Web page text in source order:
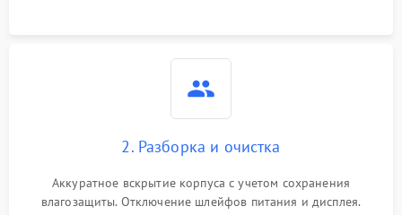
2. Разборка и очистка
Аккуратное вскрытие корпуса с учетом сохранения
влагозащиты. Отключение шлейфов питания и дисплея.